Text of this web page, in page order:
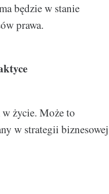
będzie w stanie
prawa.
życie. Może to
w strategii biznesowej